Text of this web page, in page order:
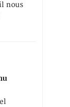
nous